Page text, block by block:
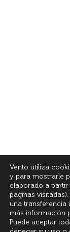
Vento utiliza
y para mostrarle
elaborado a
páginas
una transferencia
más información
Puede aceptar